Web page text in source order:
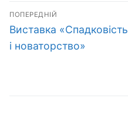
Навігація
записів
ПОПЕРЕДНІЙ
Попередній
запис:
Виставка «Спадковість
і новаторство»